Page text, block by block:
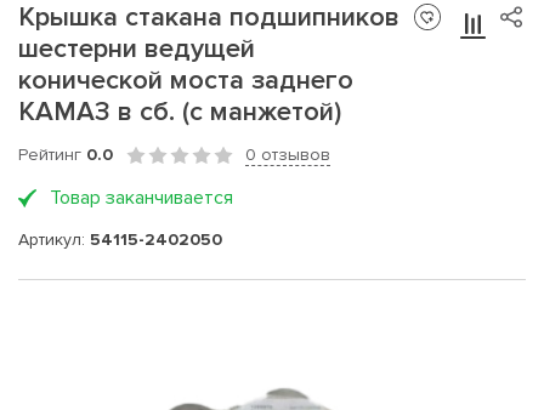
Крышка стакана подшипников
шестерни ведущей
конической моста заднего
КАМАЗ в сб. (с манжетой)
Рейтинг 0.0 0 отзывов
Товар заканчивается
Артикул: 54115-2402050